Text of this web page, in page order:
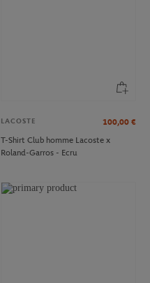
LACOSTE 100,00 €
T-Shirt Club homme Lacoste x
Roland-Garros - Ecru